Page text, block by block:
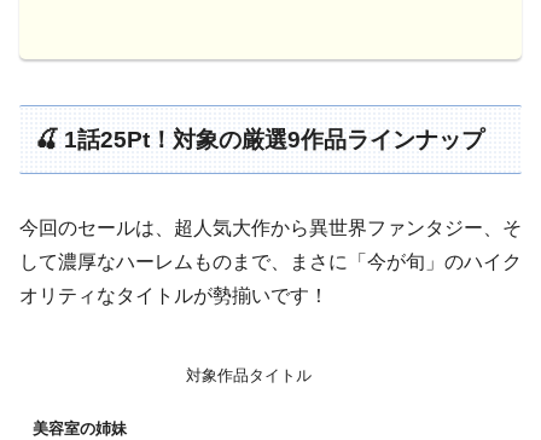
🍒 1話25Pt！対象の厳選9作品ラインナップ
今回のセールは、超人気大作から異世界ファンタジー、そ
して濃厚なハーレムものまで、まさに「今が旬」のハイク
オリティなタイトルが勢揃いです！
対象作品タイトル
美容室の姉妹